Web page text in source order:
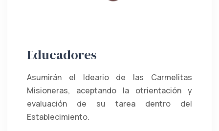
Educadores
Asumirán el Ideario de las Carmelitas
Misioneras, aceptando la otrientación y
evaluación de su tarea dentro del
Establecimiento.